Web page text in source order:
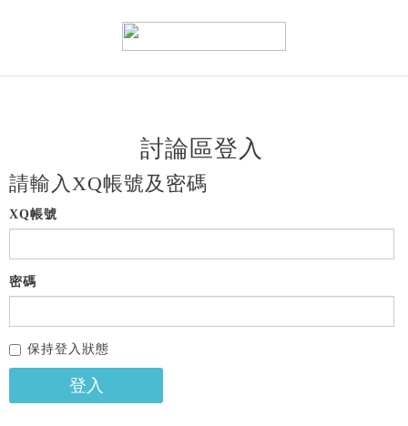
討論區登入
請輸入XQ帳號及密碼
XQ帳號
密碼
保持登入狀態
登入